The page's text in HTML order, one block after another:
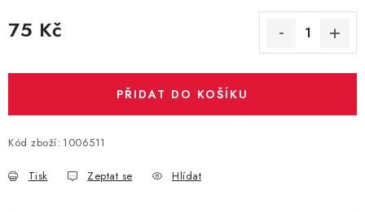
ORGANZY, STOLOVÉ ŠERPY
Kontakty
Obchodní podmínky
75 Kč
PŘIDAT DO KOŠÍKU
Kód zboží: 1006511
Tisk Zeptat se Hlídat